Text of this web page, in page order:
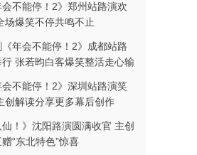
不能停！2》郑州站路演欢
场爆笑不停共鸣不止
年会不能停！2》成都站路
张若昀白客爆笑整活走心输
会不能停！2》深圳站路演笑
创解读分享更多幕后创作
！》沈阳路演圆满收官 主创
“东北特色”惊喜
龙餐馆》定档8月11日
能停！2》郑州站路演欢
爆笑不停共鸣不止